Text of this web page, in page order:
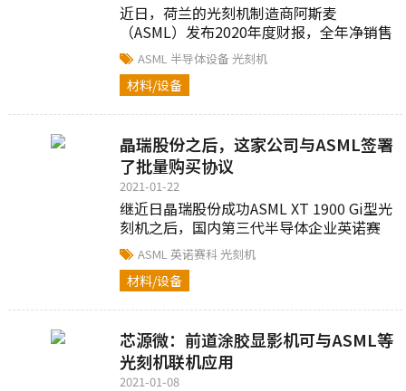
近日，荷兰的光刻机制造商阿斯麦
（ASML）发布2020年度财报，全年净销售
额达到140亿欧元，毛利率达到48.6%...
ASML半导体设备光刻机
材料/设备
晶瑞股份之后，这家公司与ASML签署
了批量购买协议
2021-01-22
继近日晶瑞股份成功ASML XT 1900 Gi型光
刻机之后，国内第三代半导体企业英诺赛
科亦与ASML签署了购买协议...
ASML 英诺赛科光刻机
材料/设备
芯源微：前道涂胶显影机可与ASML等
光刻机联机应用
2021-01-08